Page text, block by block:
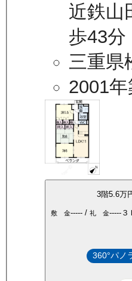
近鉄山
歩43分
三重県
2001年
3階5.6万
敷 金----- / 礼 金----- ３
360°パノ